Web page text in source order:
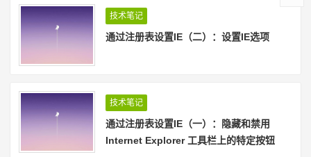
技术笔记
通过注册表设置IE（二）：设置IE选项
技术笔记
通过注册表设置IE（一）：隐藏和禁用
Internet Explorer 工具栏上的特定按钮